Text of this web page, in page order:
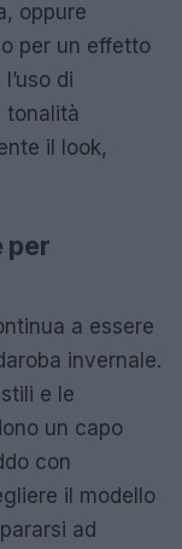
oppure
per un effetto
di
tonalità
il look,
per
a essere
invernale.
e le
un capo
con
il modello
ad